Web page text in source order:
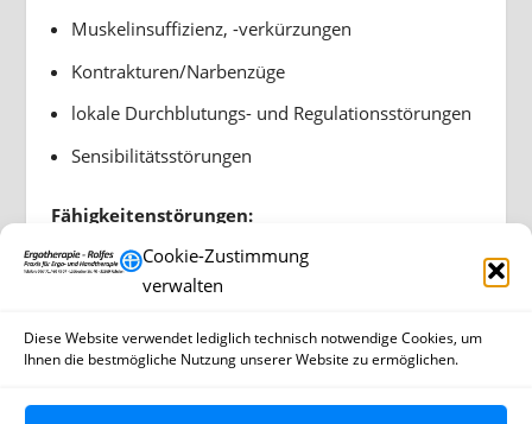
Cookie-Zustimmung
verwalten
Diese Website verwendet lediglich technisch notwendige Cookies, um
Ihnen die bestmögliche Nutzung unserer Website zu ermöglichen.
Muskelinsuffizienz, -verkürzungen
Kontrakturen/Narbenzüge
lokale Durchblutungs- und Regulationsstörungen
Sensibilitätsstörungen
Fähigkeitenstörungen:
Selbstversorgung
Beweglichkeit
Geschicklichkeit